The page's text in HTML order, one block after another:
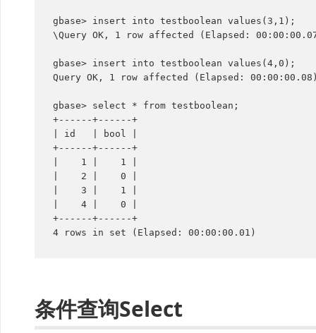
gbase> insert into testboolean values(3,1);
\Query OK, 1 row affected (Elapsed:
gbase> insert into testboolean values(4,0);
Query OK, 1 row affected (Elapsed:
gbase> select * from testboolean;
+------+------+
| id   | bool |
+------+------+
|    1 |    1 |
|    2 |    0 |
|    3 |    1 |
|    4 |    0 |
+------+------+
条件查询Select